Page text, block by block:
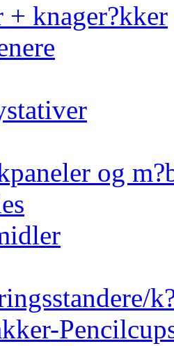
+ knager?kker
og